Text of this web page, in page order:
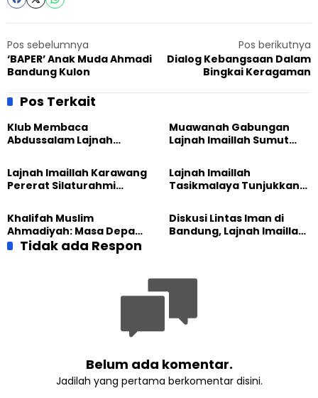
Pos sebelumnya
‘BAPER’ Anak Muda Ahmadi
Bandung Kulon
Pos berikutnya
Dialog Kebangsaan Dalam
Bingkai Keragaman
Pos Terkait
Klub Membaca
Abdussalam Lajnah
Gelar Diskusi dan
Tadabbur Alam
Muawanah Gabungan
Lajnah Imaillah Sumut
hingga Edukasi Tangani
Sampah
Lajnah Imaillah Karawang
Pererat Silaturahmi
Masak Bersama
Lajnah Imaillah
Tasikmalaya Tunjukkan
Bangun Ekonomi
Keluarga
Khalifah Muslim
Ahmadiyah: Masa Depan
Anak Dimulai dari
Perempuan yang Terus
Diskusi Lintas Iman di
Bandung, Lajnah Imaillah
Tidak ada Respon
Belum ada komentar.
Jadilah yang pertama berkomentar disini.